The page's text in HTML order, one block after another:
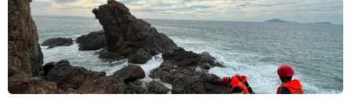
TIN CÙNG CHUYÊN MỤC
Cuộc tìm kiếm và vá lại những 'trái